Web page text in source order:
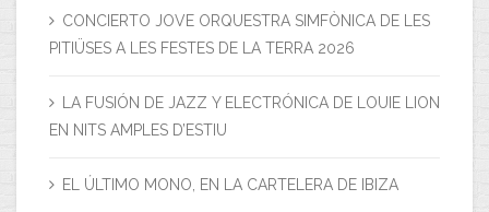
CONCIERTO JOVE ORQUESTRA SIMFÒNICA DE LES
PITIÜSES A LES FESTES DE LA TERRA 2026
LA FUSIÓN DE JAZZ Y ELECTRÓNICA DE LOUIE LION
EN NITS AMPLES D’ESTIU
EL ÚLTIMO MONO, EN LA CARTELERA DE IBIZA